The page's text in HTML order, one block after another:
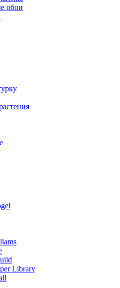
обои
Library